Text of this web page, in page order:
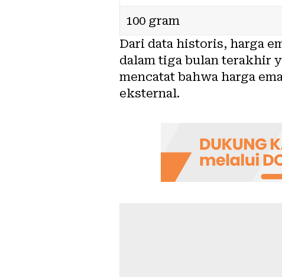
100 gram
Dari data historis, harga
dalam tiga bulan terakhir
mencatat bahwa harga
eksternal.